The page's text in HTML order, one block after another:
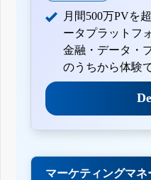
月間500万PVを
ータプラットフ
金融・データ・
のうちから体験
マーケティングマネ